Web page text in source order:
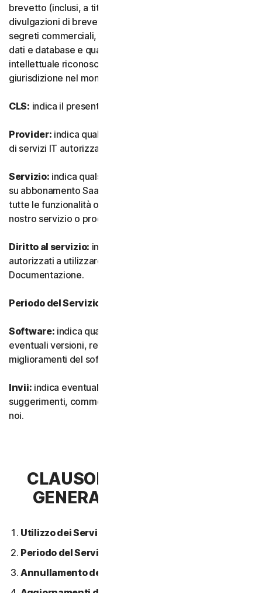
brevetto (inclusi, a titolo esemplificativo, domande e
divulgazioni di brevetti), invenzioni, diritti d’autore,
segreti commerciali, diritti morali, know-how, diritti su
dati e database e qualsiasi altro diritto di proprietà
intellettuale riconosciuto in qualsiasi Paese o
giurisdizione nel mondo.
CLS: indica il presente Contratto di Licenza e Servizi.
Provider: indica qualsiasi nostro rivenditore o provider
di servizi IT autorizzato.
Servizio: indica qualsiasi nostro servizio o offerta basata
su abbonamento SaaS (software as-a-service) insieme a
tutte le funzionalità o servizi associati, nonché qualsiasi
nostro servizio o prodotto una tantum.
Diritto al servizio: indica il numero e il tipo di Dispositivi
autorizzati a utilizzare il Software, come specificato nella
Documentazione.
Periodo del Servizio:
Software: indica qualsiasi nostro software, inclusi
eventuali versioni, revisioni, aggiornamenti o
miglioramenti del software.
Invii: indica eventuali feedback, recensioni,
suggerimenti, commenti o idee relativi ai Servizi inviati a
noi.
CLAUSOLA 2 - CONDIZIONI
GENERALI DEL SERVIZIO
Utilizzo dei Servizi.
Periodo del Servizio.
Annullamento del Servizio.